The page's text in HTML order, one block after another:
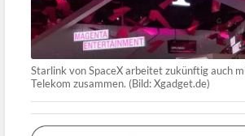
Starlink von SpaceX arbeitet zukünftig auch
Telekom zusammen. (Bild: Xgadget.de)